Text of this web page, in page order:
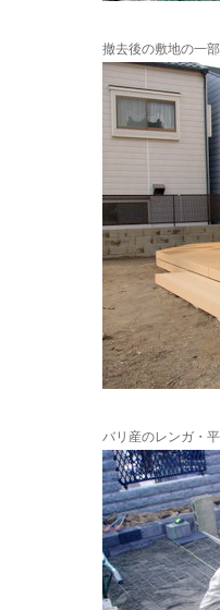
撤去後の敷地の一
バリ産のレンガ・